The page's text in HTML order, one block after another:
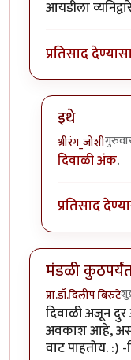
आयडीला
प्रतिसाद
इथे
श्रीरंग_जोशी
In reply to
दिवाळी अंक.
प्रतिसाद
मंडळी
प्रा.डॉ.दिलीप बिरुटे
दिवाळी अजून
अवकाश आहे, असं
वाट पाहतोय. :)